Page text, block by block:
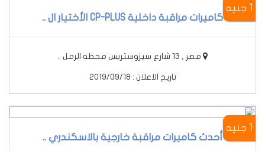
1 جنيه
كاميرات مراقبة داخلية CP-PLUS الأختيار ال ..
مصر , 13 شارع سيزوستريس محطه الرمل ..
تاريخ الاعلان : 2019/09/18
1 جنيه
أحدث كاميرات مراقبة خارجية بالاسكندري ..